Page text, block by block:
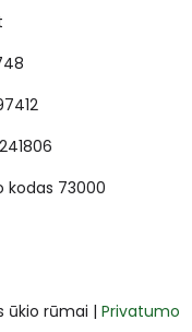
kodas 73000
ūkio rūmai | Privatumo